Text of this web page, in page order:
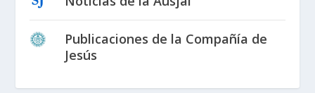
Publicaciones de la Compañía de
Jesús